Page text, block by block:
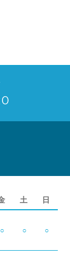
土 日
○ ○ ○